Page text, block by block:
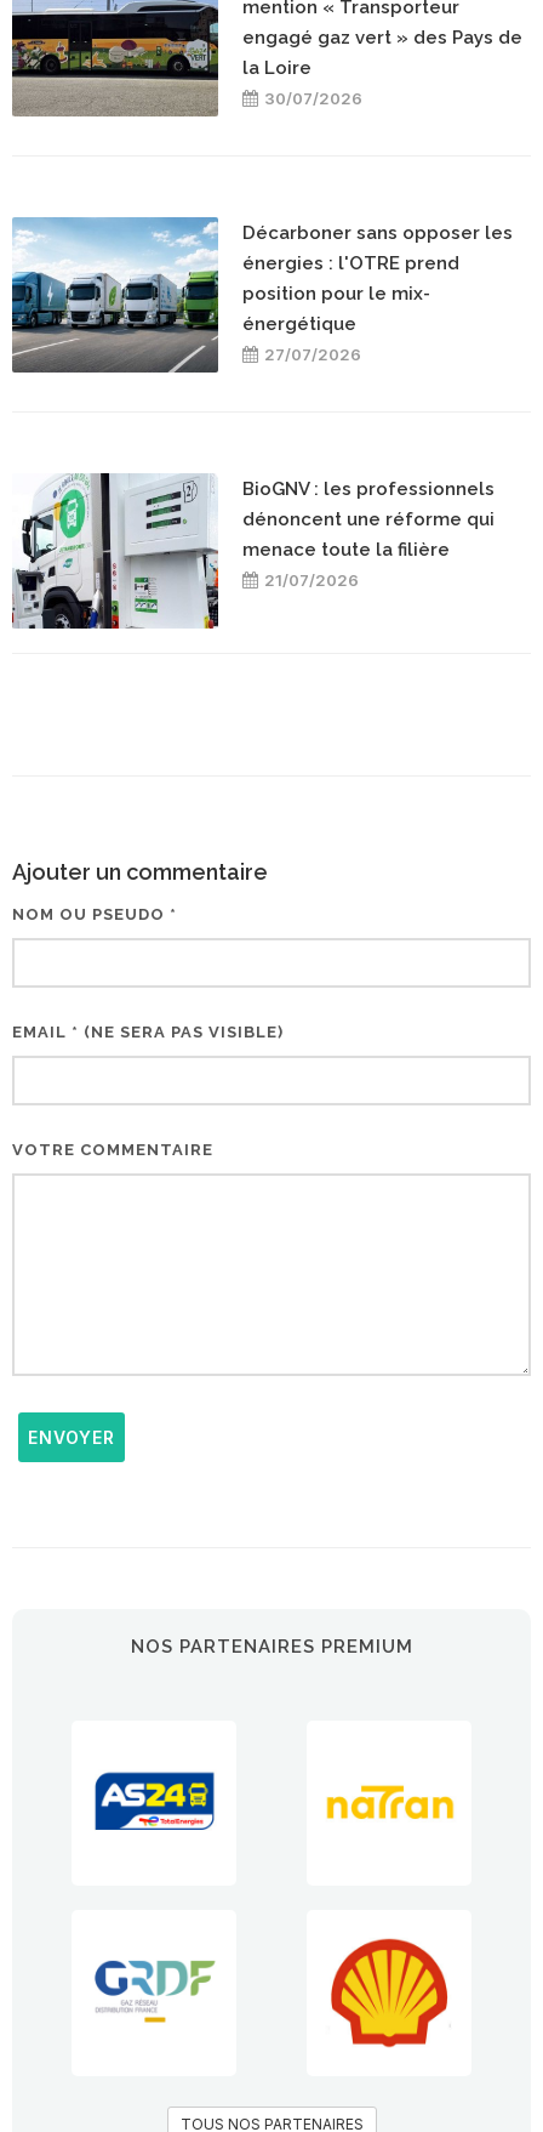
mention « Transporteur
engagé gaz vert » des Pays de
la Loire
30/07/2026
Décarboner sans opposer les
énergies : l'OTRE prend
position pour le mix-
énergétique
27/07/2026
BioGNV : les professionnels
dénoncent une réforme qui
menace toute la filière
21/07/2026
Ajouter un commentaire
NOM OU PSEUDO *
EMAIL * (NE SERA PAS VISIBLE)
VOTRE COMMENTAIRE
ENVOYER
NOS PARTENAIRES PREMIUM
TOUS NOS PARTENAIRES